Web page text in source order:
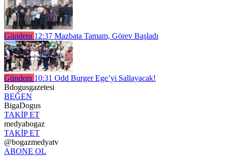
Gündem 12:37 Mazbata Tamam, Görev Başladı
Gündem 10:31 Odd Burger Ege’yi Sallayacak!
Bdogusgazetesi
BEĞEN
BigaDogus
TAKİP ET
medyabogaz
TAKİP ET
@bogazmedyatv
ABONE OL